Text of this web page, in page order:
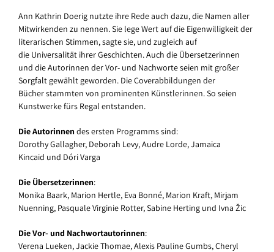
Ann Kathrin Doerig nutzte ihre Rede auch dazu, die Namen aller
Mitwirkenden zu nennen. Sie lege Wert auf die Eigenwilligkeit der
literarischen Stimmen, sagte sie, und zugleich auf
die Universalität ihrer Geschichten. Auch die Übersetzerinnen
und die Autorinnen der Vor- und Nachworte seien mit großer
Sorgfalt gewählt geworden. Die Coverabbildungen der
Bücher stammten von prominenten Künstlerinnen. So seien
Kunstwerke fürs Regal entstanden.
Die Autorinnen des ersten Programms sind:
Dorothy Gallagher, Deborah Levy, Audre Lorde, Jamaica
Kincaid und Dóri Varga
Die Übersetzerinnen:
Monika Baark, Marion Hertle, Eva Bonné, Marion Kraft, Mirjam
Nuenning, Pasquale Virginie Rotter, Sabine Herting und Ivna Žic
Die Vor- und Nachwortautorinnen:
Verena Lueken, Jackie Thomae, Alexis Pauline Gumbs, Cheryl